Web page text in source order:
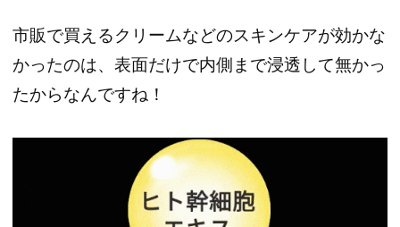
市販で買えるクリームなどのスキンケアが効かな
かったのは、表面だけで内側まで浸透して無かっ
たからなんですね！